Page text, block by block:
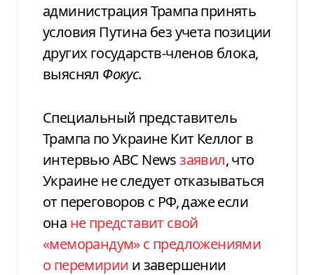
администрация Трампа принять
условия Путина без учета позиции
других государств-членов блока,
выяснял Фокус.
Специальный представитель
Трампа по Украине Кит Келлог в
интервью ABC Newsзаявил, что
Украине не следует отказываться
от переговоров с РФ, даже если
она не представит свой
«меморандум» с предложениями
о перемирии и завершении